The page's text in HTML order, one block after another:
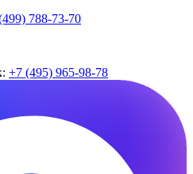
788-73-70
+7 (495) 965-98-78